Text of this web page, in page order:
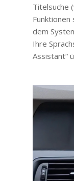
Titelsuche
dem
Ihre
Assistant“